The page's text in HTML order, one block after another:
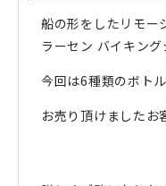
船の形をしたリモー
ラーセン バイキング
今回は6種類のボト
お売り頂けました